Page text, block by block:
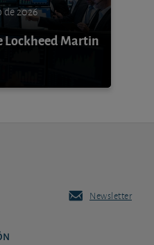
de 2026
Lockheed Martin
Newsletter